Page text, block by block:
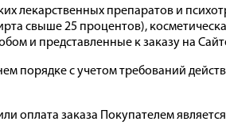
лекарственных препаратов и
свыше 25 процентов),
и представленные к заказу на
порядке с учетом требований
оплата заказа Покупателем